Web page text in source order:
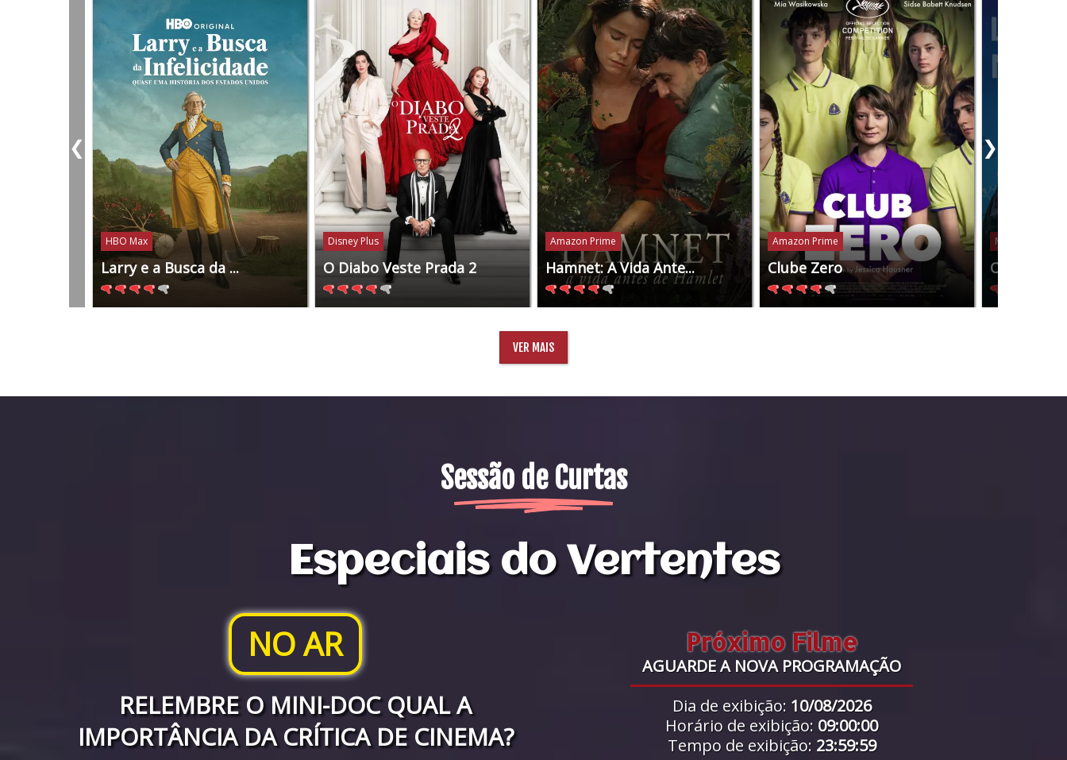
HBO Max
Larry e a Busca da ...
Disney Plus
O Diabo Veste Prada 2
Amazon Prime
Hamnet: A Vida Ante...
Amazon Prime
Clube Zero
Mubi
Os Anos
❮ ❯
VER MAIS
Sessão de Curtas
Especiais do Vertentes
NO AR
RELEMBRE O MINI-DOC QUAL A
IMPORTÂNCIA DA CRÍTICA DE CINEMA?
Próximo Filme
AGUARDE A NOVA PROGRAMAÇÃO
Dia de exibição: 10/08/2026
Horário de exibição: 09:00:00
Tempo de exibição: 23:59:59